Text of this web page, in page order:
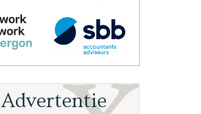
Advertentie